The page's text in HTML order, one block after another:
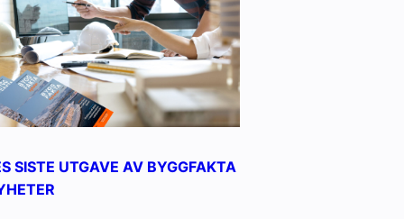
SISTE UTGAVE AV BYGGFAKTA